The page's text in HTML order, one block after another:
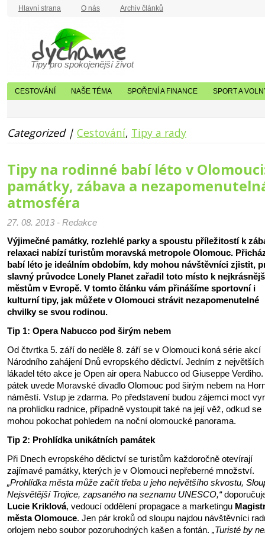
Hlavní strana O nás Archiv článků
Tipy pro spokojenější život
CESTOVÁNÍ NAŠE TÉMA SPOŘENÍ A FINANCE SPORT A
Categorized | Cestování, Tipy a rady
Tipy na rodinné babí léto v
památky, zábava a
atmosféra
27. 08. 2013 - Redakce
Výjimečné památky, rozlehlé parky a spoustu příležitostí k
relaxaci nabízí turistům moravská metropole Olomouc.
babí léto je ideálním obdobím, kdy mohou návštěvníci zjistit,
slavný průvodce Lonely Planet zařadil toto místo k
městům v Evropě. V tomto článku vám přinášíme sportovní i
kulturní tipy, jak můžete v Olomouci strávit nezapomenutelné
chvilky se svou rodinou.
Tip 1: Opera Nabucco pod širým nebem
Od čtvrtka 5. září do neděle 8. září se v Olomouci koná série akcí
Národního zahájení Dnů evropského dědictví. Jedním z největších
lákadel této akce je Open air opera Nabucco od Giuseppe Verdiho.
pátek uvede Moravské divadlo Olomouc pod širým nebem na
náměstí. Vstup je zdarma. Po představení budou zájemci moct
na prohlídku radnice, případně vystoupit také na její věž, odkud se
mohou pokochat pohledem na noční olomoucké panorama.
Tip 2: Prohlídka unikátních památek
Při Dnech evropského dědictví se turistům každoročně otevírají
zajímavé památky, kterých je v Olomouci nepřeberné množství.
„Prohlídka města může začít třeba u jeho největšího skvostu,
Nejsvětější Trojice, zapsaného na seznamu UNESCO,“
Lucie Kriklová, vedoucí oddělení propagace a marketingu
města Olomouce. Jen pár kroků od sloupu najdou návštěvníci
orlojem nebo soubor pozoruhodných kašen a fontán. „Turisté by